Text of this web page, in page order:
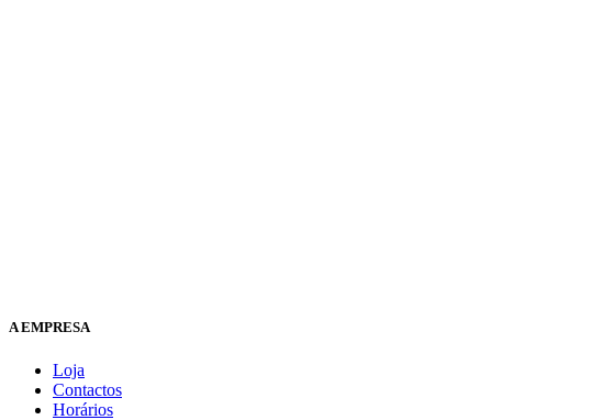
A EMPRESA
Loja
Contactos
Horários